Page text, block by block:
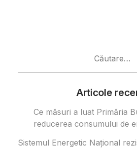
Articole
Ce măsuri a luat Primăria
reducerea consumului de
Sistemul Energetic Național